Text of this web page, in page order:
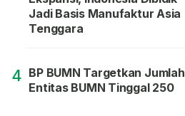
Jadi Basis Manufaktur Asia
Tenggara
4 BP BUMN Targetkan Jumlah
Entitas BUMN Tinggal 250